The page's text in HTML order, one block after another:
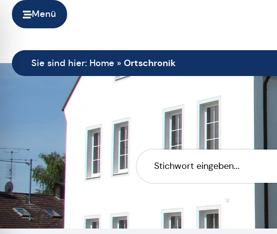
Menü
Sie sind hier: Home » Ortschronik